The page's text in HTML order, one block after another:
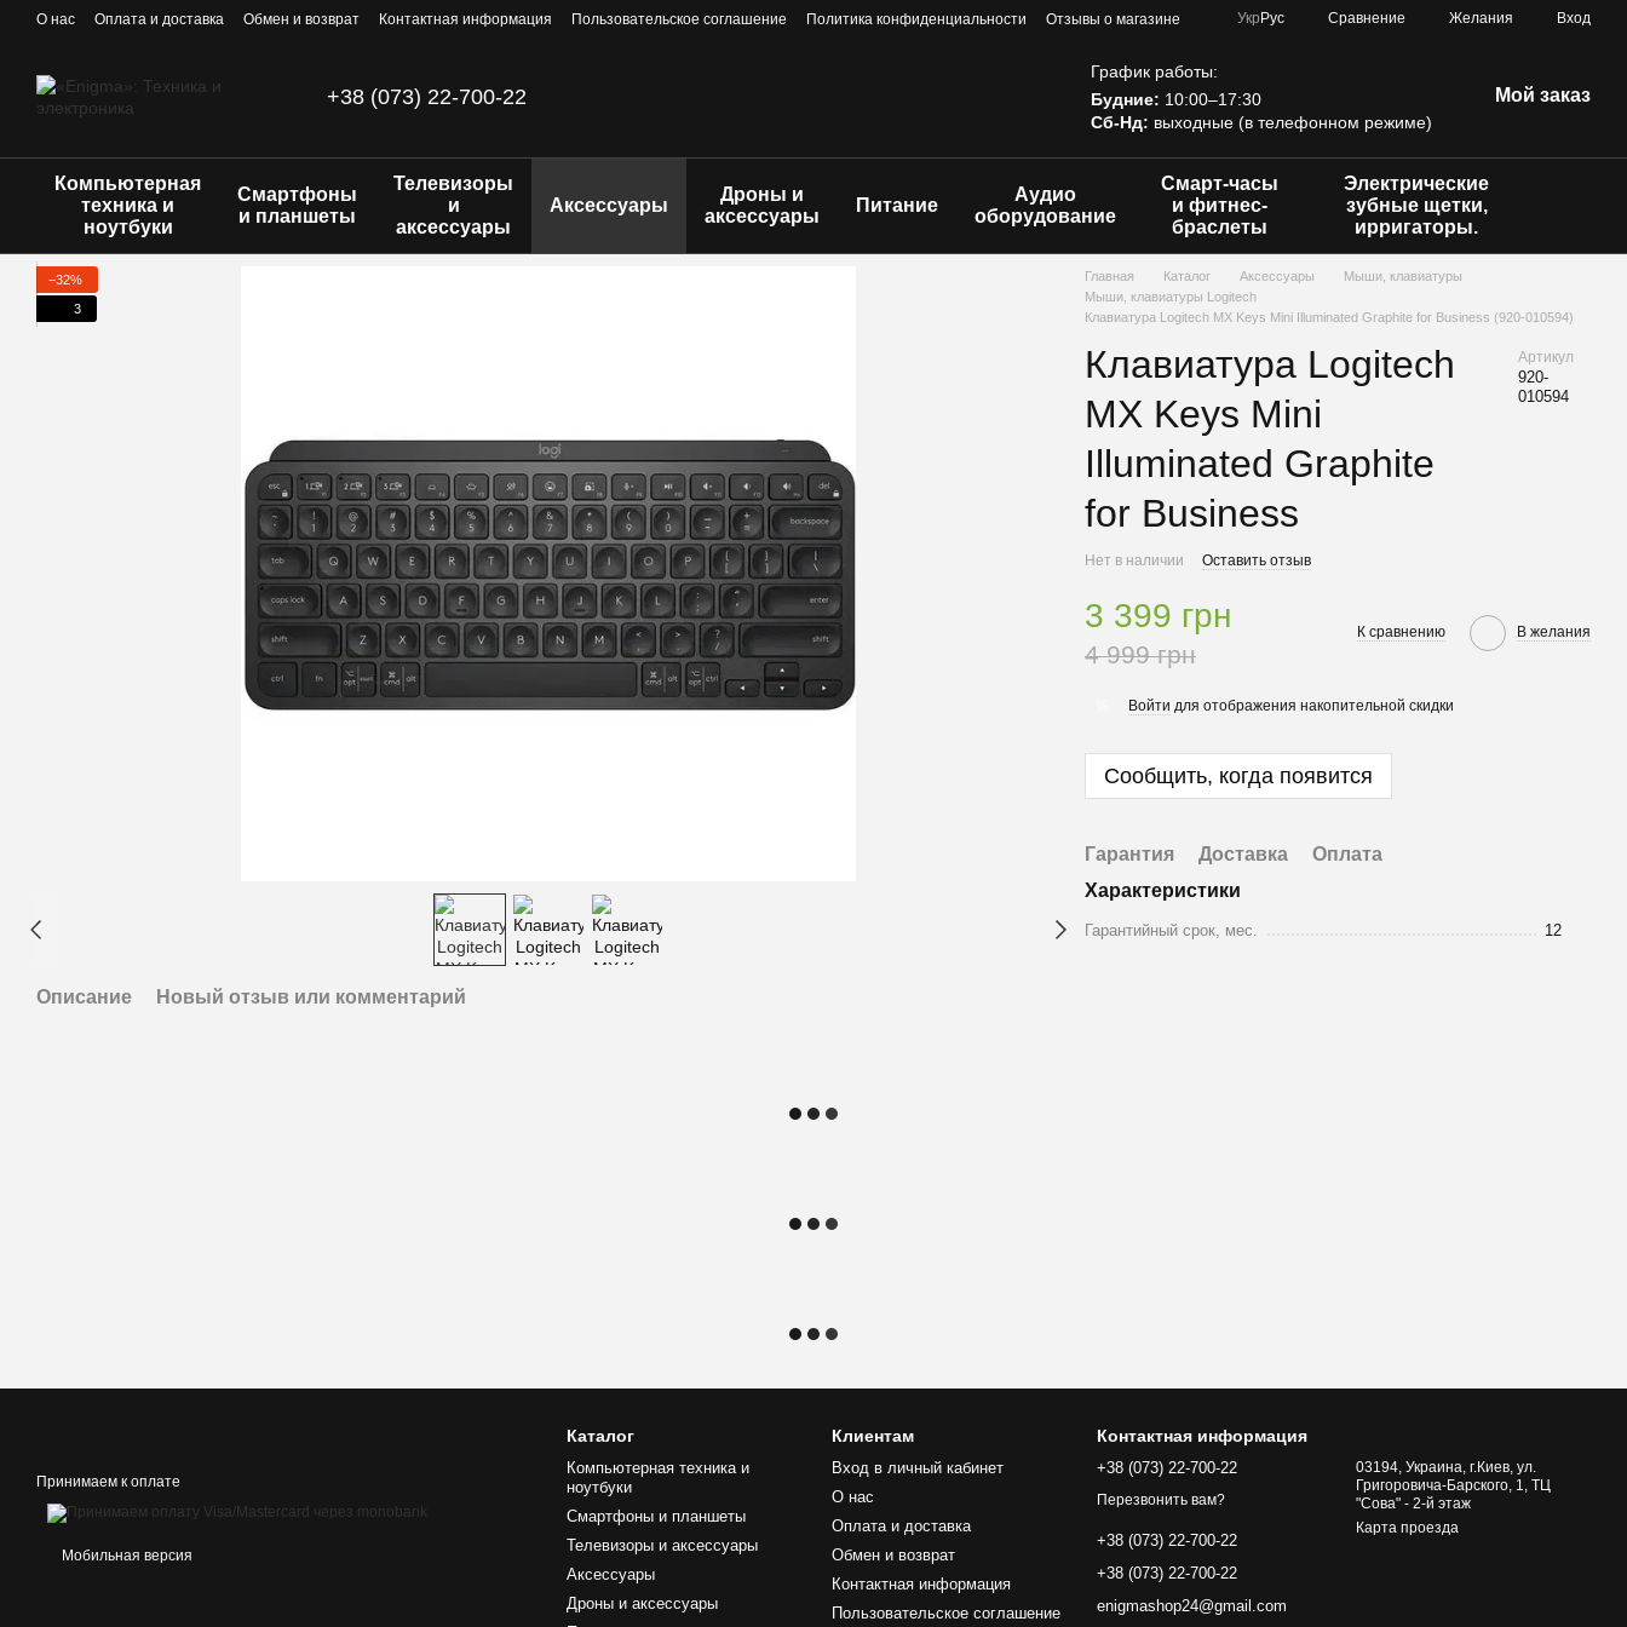
Перейти к основному контенту
О нас Оплата и доставка Обмен и возврат Контактная информация Пользовательское соглашение Политика конфиденциальности Отзывы о магазине Укр Рус Сравнение Желания Вход
+38 (073) 22-700-22
График работы:
Будние: 10:00–17:30
Сб-Нд: выходные (в телефонном режиме)
Мой заказ
Компьютерная
техника и
ноутбуки
Смартфоны
и планшеты
Телевизоры
и
аксессуары
Аксессуары
Дроны и
аксессуары
Питание
Аудио
оборудование
Смарт-часы
и фитнес-
браслеты
Электрические
зубные щетки,
ирригаторы.
−32%
3
Главная Каталог Аксессуары
Мыши, клавиатуры
Мыши, клавиатуры Logitech
Клавиатура Logitech MX Keys Mini Illuminated Graphite for Business (920-010594)
Клавиатура Logitech
MX Keys Mini
Illuminated Graphite
for Business
Артикул
920-
010594
Нет в наличии Оставить отзыв
3 399 грн
4 999 грн
К сравнению В желания
Войти для отображения накопительной скидки
Сообщить, когда появится
Гарантия Доставка
Оплата
Характеристики
Гарантийный срок, мес. 12
Описание Новый отзыв или комментарий
Принимаем к оплате
Мобильная версия
Каталог
Компьютерная техника и
ноутбуки
Смартфоны и планшеты
Телевизоры и аксессуары
Аксессуары
Дроны и аксессуары
Клиентам
Вход в личный кабинет
О нас
Оплата и доставка
Обмен и возврат
Контактная информация
Пользовательское соглашение
Контактная информация
+38 (073) 22-700-22
Перезвонить вам?
+38 (073) 22-700-22
+38 (073) 22-700-22
enigmashop24@gmail.com
03194, Украина, г.Киев, ул.
Григоровича-Барского, 1, ТЦ
"Сова" - 2-й этаж
Карта проезда